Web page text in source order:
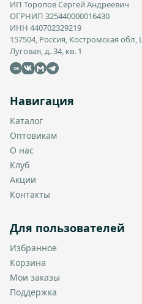
ИП Торопов Сергей Андреевич
ОГРНИП 325440000016430
ИНН 440702329219
157504, Россия, Костромская
Луговая, д. 34, кв. 1
OK
Навигация
Каталог
Оптовикам
О нас
Клуб
Акции
Контакты
Для пользователей
Избранное
Корзина
Мои заказы
Поддержка